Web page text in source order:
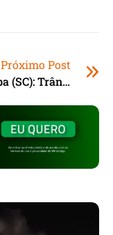
Próximo Post
Garopaba (SC): Trânsito Da Praia Da Barra Terá Alterações